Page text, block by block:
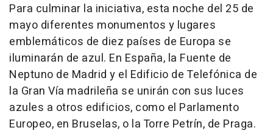
Para culminar la iniciativa, esta noche del 25 de
mayo diferentes monumentos y lugares
emblemáticos de diez países de Europa se
iluminarán de azul. En España, la Fuente de
Neptuno de Madrid y el Edificio de Telefónica de
la Gran Vía madrileña se unirán con sus luces
azules a otros edificios, como el Parlamento
Europeo, en Bruselas, o la Torre Petrín, de Praga.